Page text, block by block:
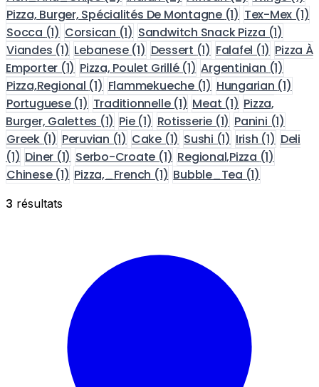
Pizza, Burger, Spécialités De Montagne (1) Tex-Mex (1)
Socca (1) Corsican (1) Sandwitch Snack Pizza (1)
Viandes (1) Lebanese (1) Dessert (1) Falafel (1) Pizza À
Emporter (1) Pizza, Poulet Grillé (1) Argentinian (1)
Pizza,Regional (1) Flammekueche (1) Hungarian (1)
Portuguese (1) Traditionnelle (1) Meat (1) Pizza,
Burger, Galettes (1) Pie (1) Rotisserie (1) Panini (1)
Greek (1) Peruvian (1) Cake (1) Sushi (1) Irish (1) Deli
(1) Diner (1) Serbo-Croate (1) Regional,Pizza (1)
Chinese (1) Pizza,_French (1) Bubble_Tea (1)
3 résultats